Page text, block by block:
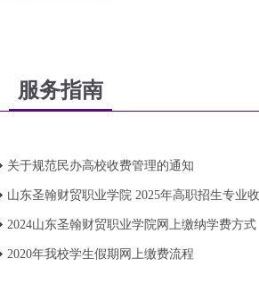
服务指南
关于规范民办高校收费管理的通知
2024山东圣翰财贸职业学院网上缴纳学费方式
2020年我校学生假期网上缴费流程